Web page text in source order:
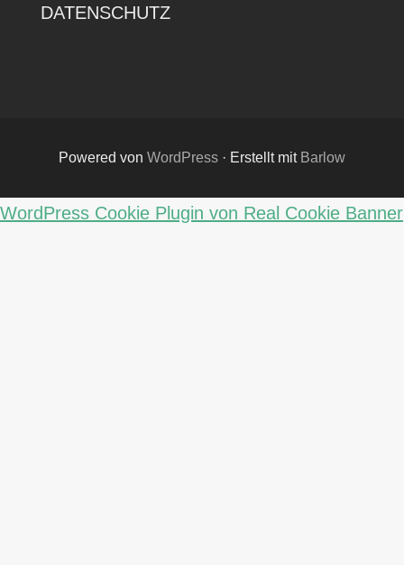
DATENSCHUTZ
Powered von WordPress · Erstellt mit Barlow
WordPress Cookie Plugin von Real Cookie Banner